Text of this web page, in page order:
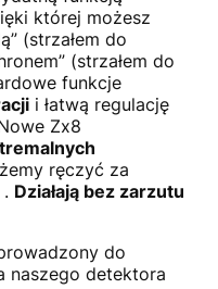
której możesz
(strzałem do
(strzałem do
funkcje
i łatwą regulację
Zx8
ręczyć za
. Działają bez zarzutu
do
naszego detektora